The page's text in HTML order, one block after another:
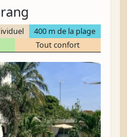
400 m de la plage
Tout confort
cœur